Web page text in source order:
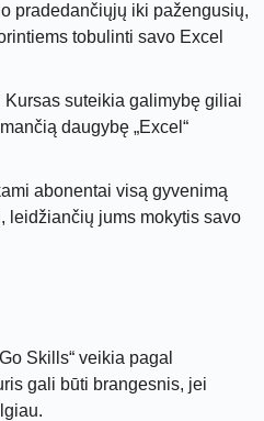
​​pradedančiųjų iki pažengusių,
tobulinti savo Excel
Kursas suteikia galimybę giliai
daugybę „Excel“
abonentai visą gyvenimą
leidžiančių jums mokytis savo
Skills“ veikia pagal
gali būti brangesnis, jei